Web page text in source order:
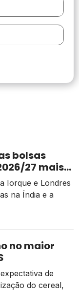
bolsas
27 mais
Iorque e Londres
na Índia e a
no maior
de
do cereal,